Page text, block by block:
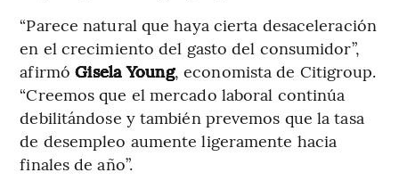
“Parece natural que haya cierta desaceleración
en el crecimiento del gasto del consumidor”,
afirmóGisela Young, economista de Citigroup.
“Creemos que el mercado laboral continúa
debilitándose y también prevemos que la tasa
de desempleo aumente ligeramente hacia
finales de año”.